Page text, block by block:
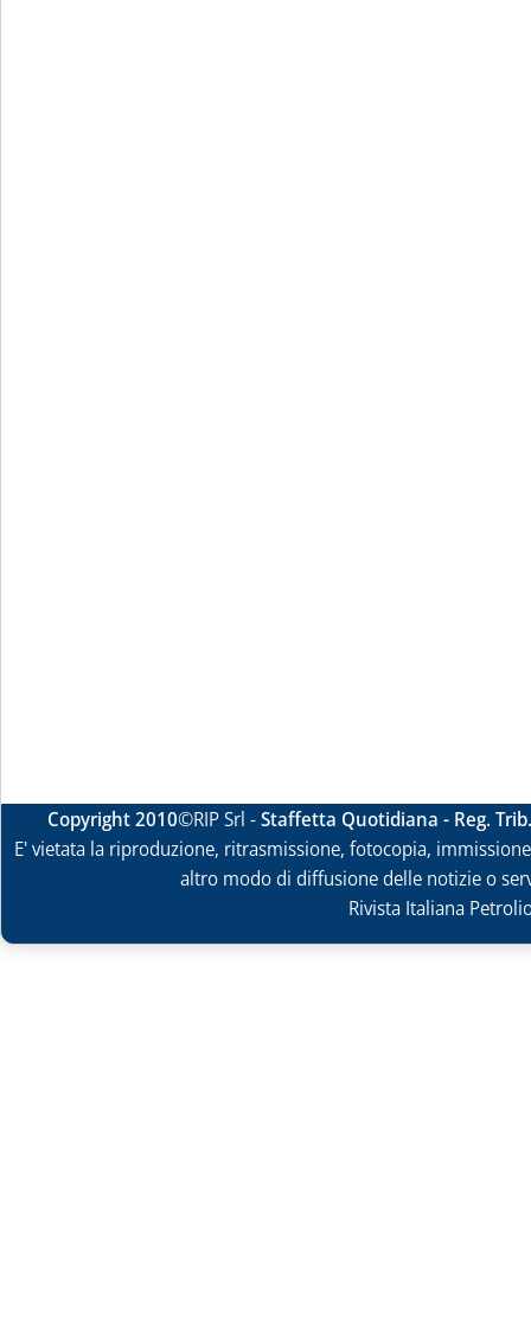
Copyright 2010©RIP Srl -Staffetta Quotidiana - Reg.
E' vietata la riproduzione, ritrasmissione, fotocopia,
altro modo di diffusione delle notizie o
Rivista Italiana